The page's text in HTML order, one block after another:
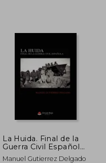
La Huida. Final de la
Guerra Civil Española.
(in Spanish)
Manuel Gutierrez Delgado